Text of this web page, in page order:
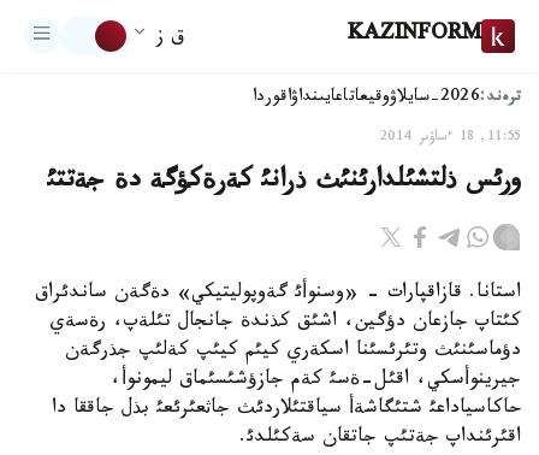
KAZINFORM ق ز
ترەند:2026-سايلاۋ وقيعاتاعايىنداۋاقوردا
11:55, 18 ءساۋىر 2014
ورئس ذلتشئلدارئنئث ذرانئ كةرةكؤگة دة جةتتئ
استانا. قازاقپارات - «وسنوأئ گةوپوليتيكي» دةگةن ساندئراق
كئتاپ جازعان دؤگين، اشئق كذندة جانجال تئلةپ، رةسةي
دؤماسئنئث وتئرئسئنا اسكةري كيئم كيئپ كةلئپ جذرگةن
جيرينوأسكي، اقئل-ةسئ كةم جازؤشئسئماق ليمونوأ،
حاكاسياداعئ شتئگاشةأ سياقتئلاردئث جاثعئرئعئ بذل جاققا دا
اقئرئنداپ جةتئپ جاتقان سةكئلدئ.